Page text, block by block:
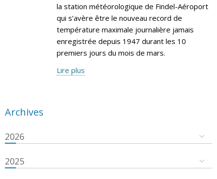
la station météorologique de Findel-Aéroport
qui s’avère être le nouveau record de
température maximale journalière jamais
enregistrée depuis 1947 durant les 10
premiers jours du mois de mars.
Lire plus
Archives
2026
2025